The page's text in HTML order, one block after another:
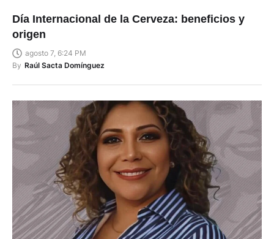
Día Internacional de la Cerveza: beneficios y
origen
agosto 7, 6:24 PM
By Raúl Sacta Domínguez